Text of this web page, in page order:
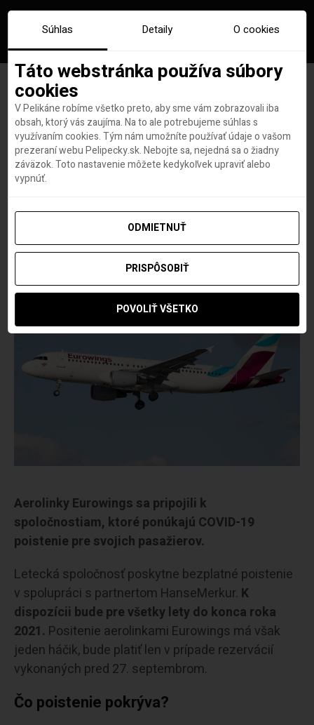
K poisteniu na COVID-19 sa
najnovšie pridáva aj
Eurowings
autorHana Hudson 23. SEPTEMBRA 2020
Aerolinky Eurowings sa pripojili k
spoločnostiam, ktoré ponúkajú COVID-19
poistenie pre svojich pasažierov.
Letecká spoločnosť poskytne bezplatné poistenie
v spolupráci s partnertom HanseMerkur. K
dispozícii bude pre všetky lety do konca roka
2021. Positenie aerolinkami Eurowings má však
jeden háčik, bude platiť len v prípade rezervácií
vykonaných pred 27. septembrom.
Čo poistenie pokrýva?
Súhlas Detaily O cookies
Táto webstránka používa súbory
cookies
V Pelikáne robíme všetko preto, aby sme vám zobrazovali iba
obsah, ktorý vás zaujíma. Na to ale potrebujeme súhlas s
využívaním cookies. Tým nám umožníte používať údaje o vašom
prezeraní webu Pelipecky.sk. Nebojte sa, nejedná sa o žiadny
záväzok. Toto nastavenie môžete kedykoľvek upraviť alebo
vypnúť.
ODMIETNUŤ
PRISPÔSOBIŤ
POVOLIŤ VŠETKO